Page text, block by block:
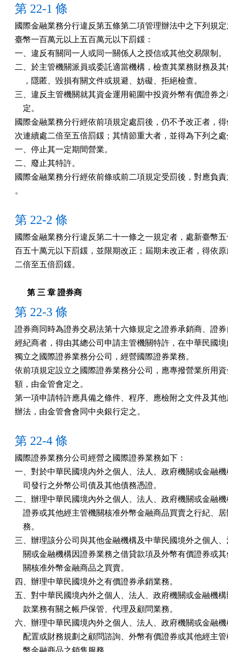
第 22-1 條
國際金融業務分行違反第五條第二項管理辦法中之下列規
臺幣一百萬元以上五百萬元以下罰鍰：
一、違反有關同一人或同一關係人之授信或其他交易限制。
二、於主管機關派員或委託適當機構，檢查其業務財務及
    ，隱匿、毀損有關文件或規避、妨礙、拒絕檢查。
三、違反主管機關就其資金運用範圍中投資外幣有價證券
    定。
國際金融業務分行經依前項規定處罰後，仍不予改正者，
次連續處二倍至五倍罰鍰；其情節重大者，並得為下列之
一、停止其一定期間營業。
二、廢止其特許。
國際金融業務分行經依前條或前二項規定受罰後，對應負
。
第 22-2 條
國際金融業務分行違反第二十一條之一規定者，處新臺幣
百五十萬元以下罰鍰，並限期改正；屆期未改正者，得依
二倍至五倍罰鍰。
第 三 章 證券商
第 22-3 條
證券商同時為證券交易法第十六條規定之證券承銷商、證
經紀商者，得由其總公司申請主管機關特許，在中華民國
獨立之國際證券業務分公司，經營國際證券業務。
依前項規定設立之國際證券業務分公司，應專撥營業所用
額，由金管會定之。
第一項申請特許應具備之條件、程序、應檢附之文件及其
辦法，由金管會會同中央銀行定之。
第 22-4 條
國際證券業務分公司經營之國際證券業務如下：
一、對於中華民國境內外之個人、法人、政府機關或金融
    司發行之外幣公司債及其他債務憑證。
二、辦理中華民國境內外之個人、法人、政府機關或金融
證券或其他經主管機關核准外幣金融商品買賣之行紀、
    務。
三、辦理該分公司與其他金融機構及中華民國境外之個人
關或金融機構因證券業務之借貸款項及外幣有價證券或
    關核准外幣金融商品之買賣。
四、辦理中華民國境外之有價證券承銷業務。
五、對中華民國境內外之個人、法人、政府機關或金融機
    款業務有關之帳戶保管、代理及顧問業務。
六、辦理中華民國境內外之個人、法人、政府機關或金融
配置或財務規劃之顧問諮詢、外幣有價證券或其他經主
    幣金融商品之銷售服務。